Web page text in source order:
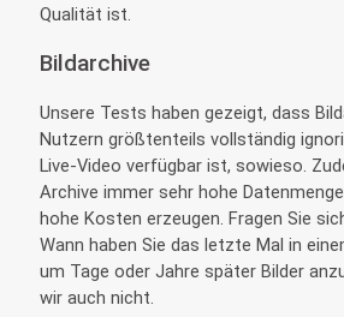
Qualität ist.
Bildarchive
Unsere Tests haben gezeigt, dass
Nutzern größtenteils vollständig
Live-Video verfügbar ist, sowieso.
Archive immer sehr hohe
hohe Kosten erzeugen. Fragen Sie
Wann haben Sie das letzte Mal in
um Tage oder Jahre später Bilder
wir auch nicht.